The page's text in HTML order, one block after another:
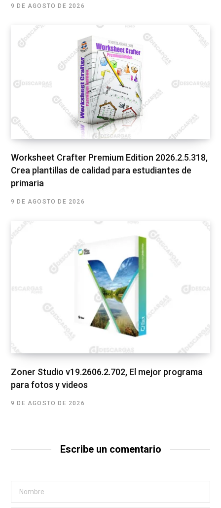
9 DE AGOSTO DE 2026
Worksheet Crafter Premium Edition 2026.2.5.318,
Crea plantillas de calidad para estudiantes de
primaria
9 DE AGOSTO DE 2026
Zoner Studio v19.2606.2.702, El mejor programa
para fotos y videos
9 DE AGOSTO DE 2026
Escribe un comentario